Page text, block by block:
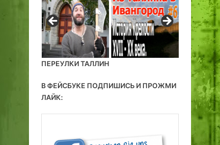
ПЕРЕУЛКИ ТАЛЛИН
В ФЕЙСБУКЕ ПОДПИШИСЬ И ПРОЖМИ
ЛАЙК: